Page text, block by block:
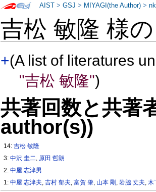
吉松 敏隆 様
+(A list of literatures
"吉松 敏隆")
共著回数と共著
author(s))
14:吉松 敏隆
3:中沢 圭二, 原田 哲朗
2:中屋 志津男
1:中屋 志津夫,吉村 郁夫,富賀 肇, 山本 剛 ,岩脇 丈夫,木
AIST >GSJ > MIYAGI(the Author) >